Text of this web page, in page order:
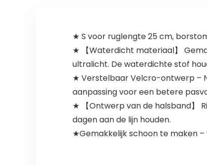
★ S voor ruglengte 25 cm,
★ 【Waterdicht materiaal】
ultralicht. De waterdichte stof
★ Verstelbaar Velcro-ontwerp –
aanpassing voor een betere
★ 【Ontwerp van de halsband】
dagen aan de lijn houden.
★Gemakkelijk schoon te maken